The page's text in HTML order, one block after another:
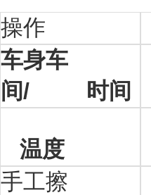
操作
车身车
间/ 时间
温度
手工擦